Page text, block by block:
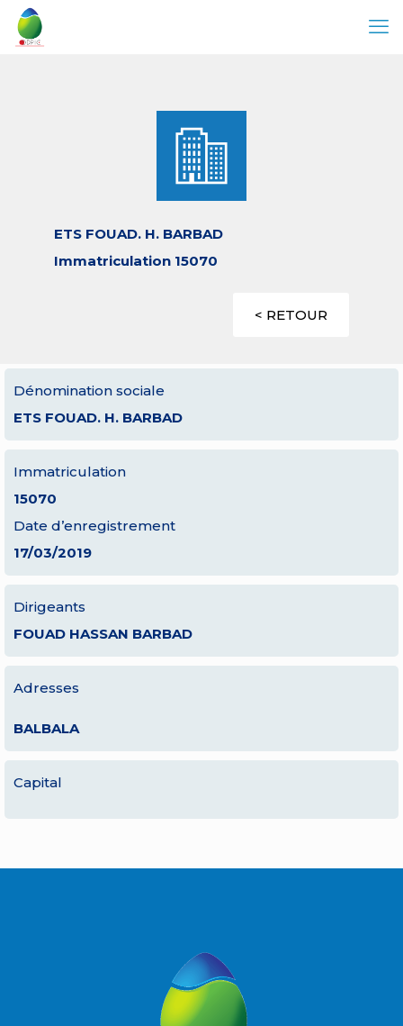
ETS FOUAD. H. BARBAD
Immatriculation 15070
< RETOUR
Dénomination sociale
ETS FOUAD. H. BARBAD
Immatriculation
15070
Date d’enregistrement
17/03/2019
Dirigeants
FOUAD HASSAN BARBAD
Adresses
BALBALA
Capital